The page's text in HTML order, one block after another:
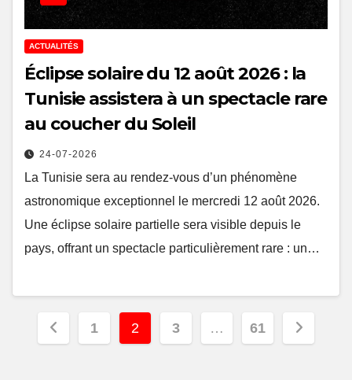
ACTUALITÉS
Éclipse solaire du 12 août 2026 : la
Tunisie assistera à un spectacle rare
au coucher du Soleil
24-07-2026
La Tunisie sera au rendez-vous d’un phénomène
astronomique exceptionnel le mercredi 12 août 2026.
Une éclipse solaire partielle sera visible depuis le
pays, offrant un spectacle particulièrement rare : un…
Posts
1 2 3 … 61